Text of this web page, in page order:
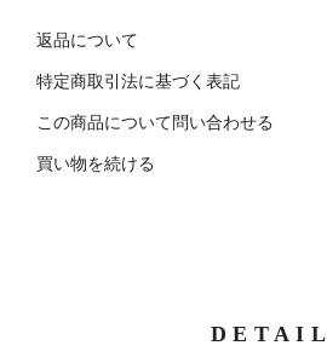
返品について
特定商取引法に基づく表記
この商品について問い合わせる
買い物を続ける
DETAIL